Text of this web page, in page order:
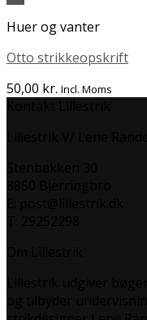
Huer og vanter
Otto strikkeopskrift
50,00 kr. Incl. Moms